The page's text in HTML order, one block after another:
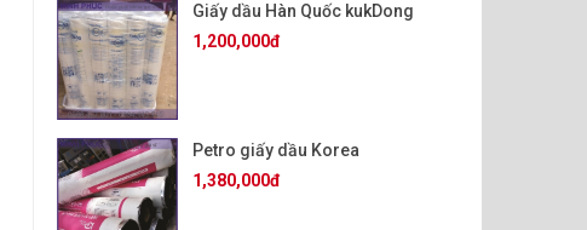
Giấy dầu Hàn Quốc kukDong
1,200,000đ
Petro giấy dầu Korea
1,380,000đ